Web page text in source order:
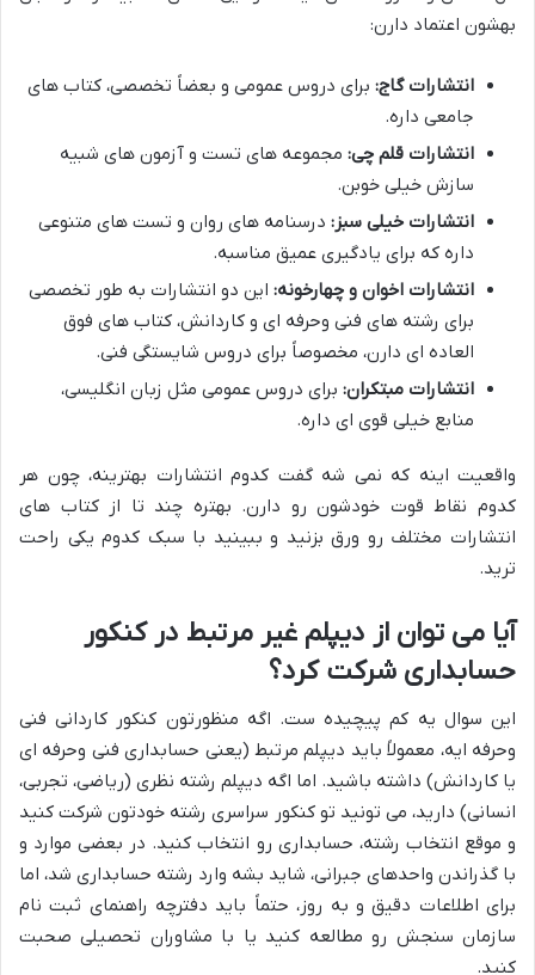
بهشون اعتماد دارن:
انتشارات گاج: برای دروس عمومی و بعضاً تخصصی، کتاب های
جامعی داره.
انتشارات قلم چی: مجموعه های تست و آزمون های شبیه
سازش خیلی خوبن.
انتشارات خیلی سبز: درسنامه های روان و تست های متنوعی
داره که برای یادگیری عمیق مناسبه.
انتشارات اخوان و چهارخونه: این دو انتشارات به طور تخصصی
برای رشته های فنی وحرفه ای و کاردانش، کتاب های فوق
العاده ای دارن، مخصوصاً برای دروس شایستگی فنی.
انتشارات مبتکران: برای دروس عمومی مثل زبان انگلیسی،
منابع خیلی قوی ای داره.
واقعیت اینه که نمی شه گفت کدوم انتشارات بهترینه، چون هر
کدوم نقاط قوت خودشون رو دارن. بهتره چند تا از کتاب های
انتشارات مختلف رو ورق بزنید و ببینید با سبک کدوم یکی راحت
ترید.
آیا می توان از دیپلم غیر مرتبط در کنکور
حسابداری شرکت کرد؟
این سوال یه کم پیچیده ست. اگه منظورتون کنکور کاردانی فنی
وحرفه ایه، معمولاً باید دیپلم مرتبط (یعنی حسابداری فنی وحرفه ای
یا کاردانش) داشته باشید. اما اگه دیپلم رشته نظری (ریاضی، تجربی،
انسانی) دارید، می تونید تو کنکور سراسری رشته خودتون شرکت کنید
و موقع انتخاب رشته، حسابداری رو انتخاب کنید. در بعضی موارد و
با گذراندن واحدهای جبرانی، شاید بشه وارد رشته حسابداری شد، اما
برای اطلاعات دقیق و به روز، حتماً باید دفترچه راهنمای ثبت نام
سازمان سنجش رو مطالعه کنید یا با مشاوران تحصیلی صحبت
کنید.